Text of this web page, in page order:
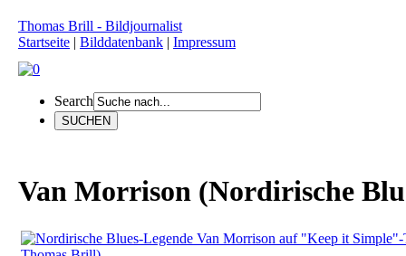
Thomas Brill - Bildjournalist
Startseite | Bilddatenbank | Impressum
Search
Van Morrison (Nordirische